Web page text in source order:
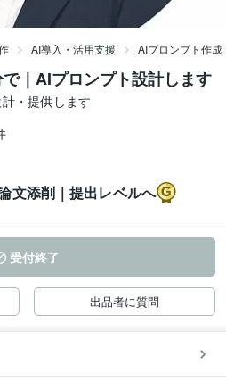
AI導入・活用支援 AIプロンプト作成
｜AIプロンプト設計します
・提供します
文添削｜提出レベルへ
受付終了
出品者に質問